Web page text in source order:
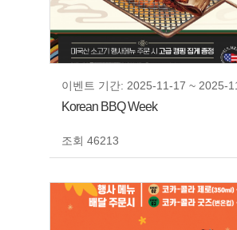
이벤트 기간: 2025-11-17 ~ 2025-
Korean BBQ Week
조회 46213